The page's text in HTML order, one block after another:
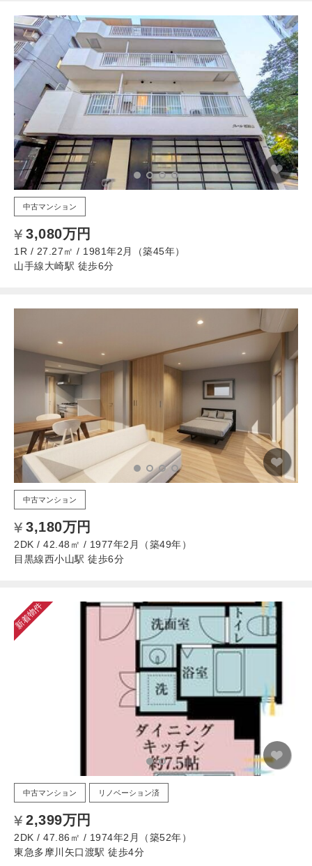
中古マンション
3,080万円
1R / 27.27㎡ / 1981年2月（築45年）
山手線大崎駅 徒歩6分
中古マンション
3,180万円
2DK / 42.48㎡ / 1977年2月（築49年）
目黒線西小山駅 徒歩6分
新着物件
中古マンション リノベーション済
2,399万円
2DK / 47.86㎡ / 1974年2月（築52年）
東急多摩川矢口渡駅 徒歩4分